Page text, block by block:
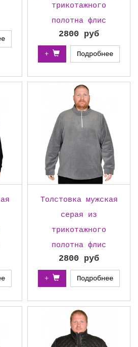
трикотажного
полотна флис
2800 руб
+ Подробнее
Толстовка мужская
серая из
трикотажного
полотна флис
2800 руб
+ Подробнее